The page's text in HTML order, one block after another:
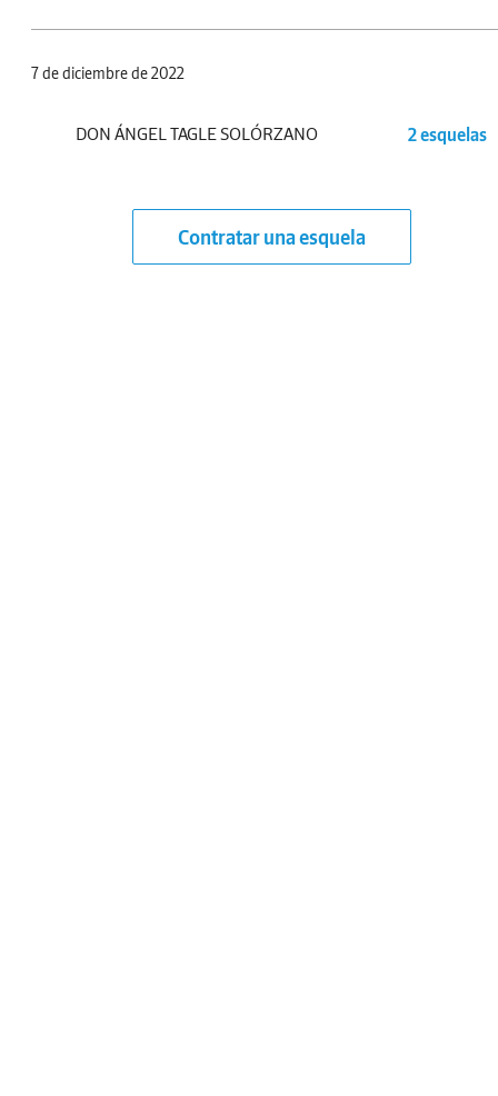
7 de diciembre de 2022
DON ÁNGEL TAGLE SOLÓRZANO 2 esquelas
Contratar una esquela